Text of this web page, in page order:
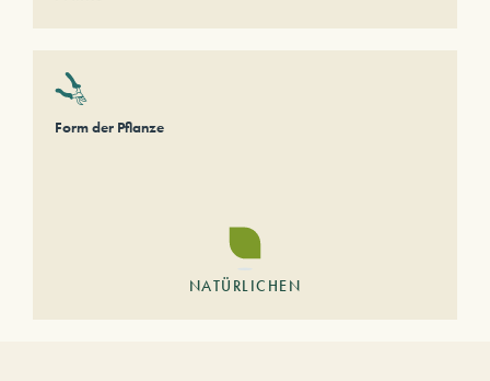
Form der Pflanze
NATÜRLICHEN